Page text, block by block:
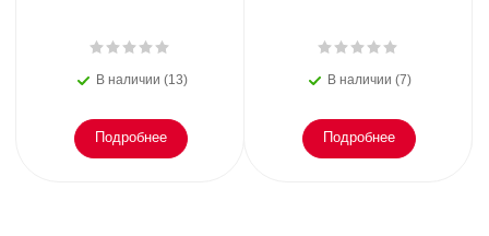
В наличии (13)
Подробнее
В наличии (7)
Подробнее